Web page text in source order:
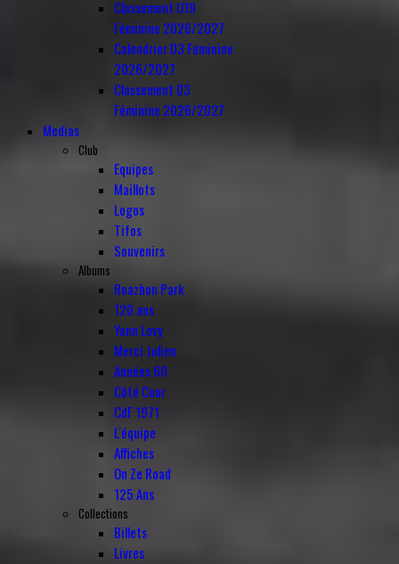
Classement U19
Féminine 2026/2027
Calendrier D3 Féminine
2026/2027
Classement D3
Féminine 2026/2027
Medias
Club
Equipes
Maillots
Logos
Tifos
Souvenirs
Albums
Roazhon Park
120 ans
Yann Levy
Merci Julien
Années 60
Côté Cour
CdF 1971
L'équipe
Affiches
On Ze Road
125 Ans
Collections
Billets
Livres